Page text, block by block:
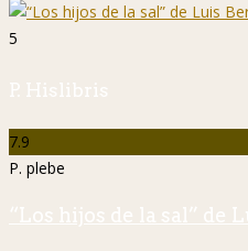
5
P. Hislibris
7.9
P. plebe
“Los hijos de la sal” de